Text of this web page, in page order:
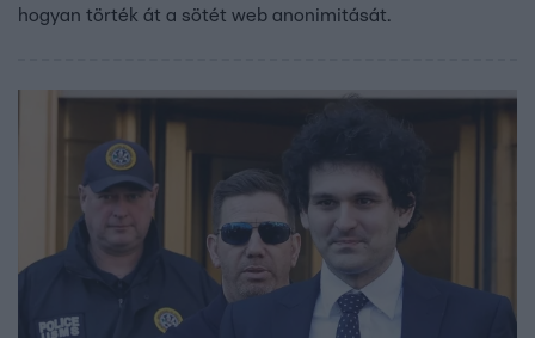
hogyan törték át a sötét web anonimitását.